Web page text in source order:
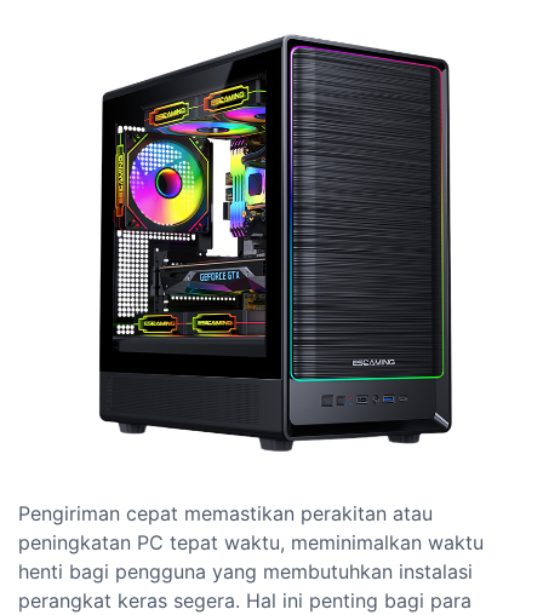
Pengiriman cepat memastikan perakitan atau
peningkatan PC tepat waktu, meminimalkan waktu
henti bagi pengguna yang membutuhkan instalasi
perangkat keras segera. Hal ini penting bagi para